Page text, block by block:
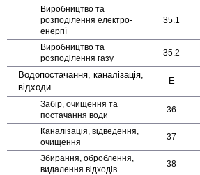
Виробництво та
розподілення електро­
енергії
35.1
Виробництво та
розподілення газу
35.2
Водопостачання, каналізація,
відходи
E
Забір, очищення та
постачання води
36
Каналізація, відведення,
очищення
37
Збирання, оброблення,
видалення відходів
38